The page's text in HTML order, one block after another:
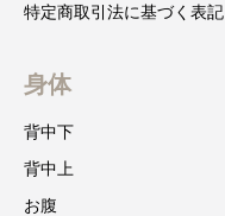
特定商取引法に基づく表記
身体
背中下
背中上
お腹